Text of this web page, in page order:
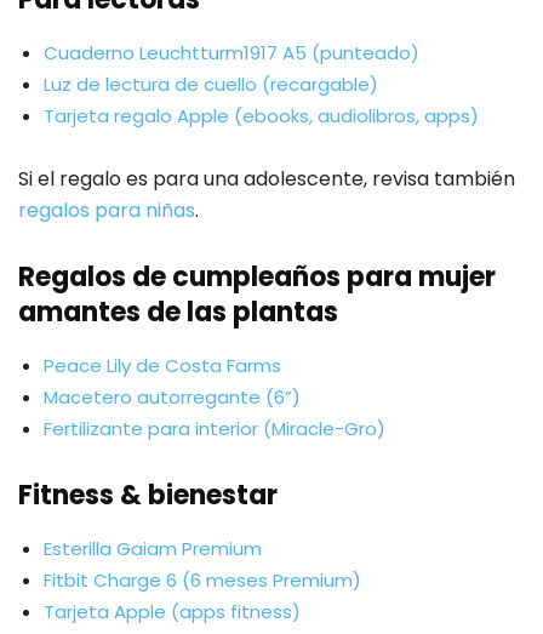
Cuaderno Leuchtturm1917 A5 (punteado)
Luz de lectura de cuello (recargable)
Tarjeta regalo Apple (ebooks, audiolibros, apps)
Si el regalo es para una adolescente, revisa también
regalos para niñas.
Regalos de cumpleaños para mujer
amantes de las plantas
Peace Lily de Costa Farms
Macetero autorregante (6”)
Fertilizante para interior (Miracle-Gro)
Fitness & bienestar
Esterilla Gaiam Premium
Fitbit Charge 6 (6 meses Premium)
Tarjeta Apple (apps fitness)